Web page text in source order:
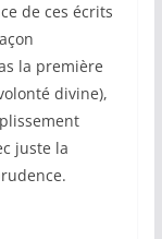
de ces écrits
la première
divine),
juste la